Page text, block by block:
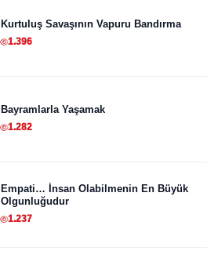
Kurtuluş Savaşının Vapuru Bandırma
1.396
Bayramlarla Yaşamak
1.282
Empati… İnsan Olabilmenin En Büyük
Olgunluğudur
1.237